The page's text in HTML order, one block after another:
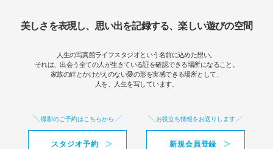
美しさを表現し、思い出を記録する、楽しい遊びの空間
人生の写真館ライフスタジオという名前に込めた想い。
それは、出会う全ての人が生きている証を確認できる場所になること。
家族の絆とかけがえのない愛の形を実感できる場所として、
人を、人生を写しています。
撮影のご予約はこちらから
スタジオ予約
お役立ち情報をお送りします
新規会員登録